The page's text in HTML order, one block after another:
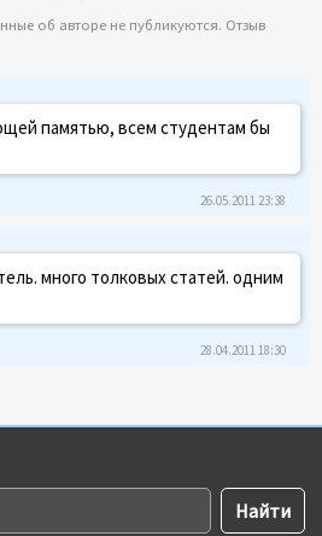
об авторе не публикуются. Отзыв
памятью, всем студентам бы
26.05.2011 23:38
много толковых статей. одним
28.04.2011 18:30